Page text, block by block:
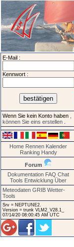
E-Mail :
Kennwort :
Wenn Sie kein Konto haben
können Sie eins erstellen
Home Rennen Kalender
Ranking Handy
Forum
Dokumentation FAQ Chat
Tools Entwicklung Über
Meteodaten GRIB Wetter-
Tools
Srv = NEPTUNE2.
Version = trunk VLM2_V28.1_
07/14/20 08:00:45 AM UTC